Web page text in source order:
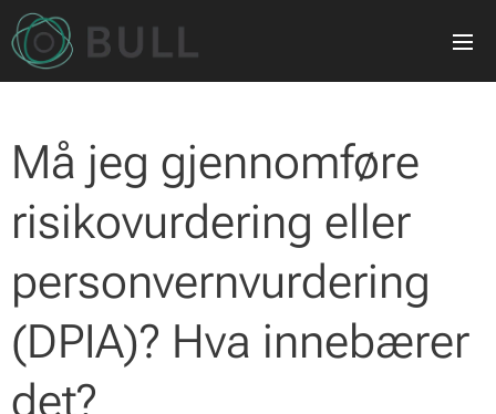
Må jeg gjennomføre
risikovurdering eller
personvernvurdering
(DPIA)? Hva innebærer
det?